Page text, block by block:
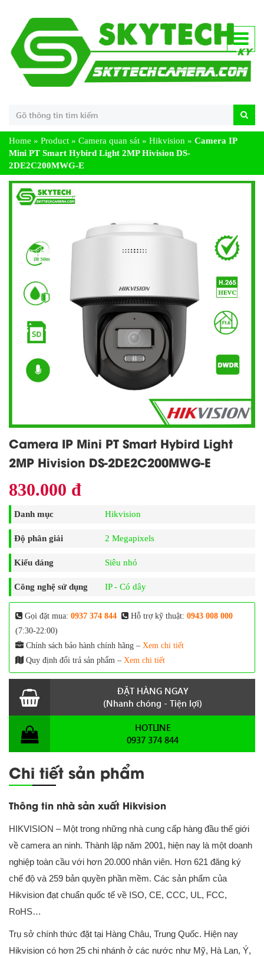
Home » Product » Camera quan sát » Hikvision » Camera IP
Mini PT Smart Hybird Light 2MP Hivision DS-
2DE2C200MWG-E
Camera IP Mini PT Smart Hybird Light
2MP Hivision DS-2DE2C200MWG-E
830.000 đ
Danh mục Hikvision
Độ phân giải 2 Megapixels
Kiểu dáng Siêu nhỏ
Công nghệ sử dụng IP - Có dây
Gọi đặt mua: 0937 374 844 Hỗ trợ kỹ thuật: 0943 008 000
(7:30-22:00)
Chính sách bảo hành chính hãng – Xem chi tiết
Quy định đổi trả sản phẩm – Xem chi tiết
ĐẶT HÀNG NGAY
(Nhanh chóng - Tiện lợi)
HOTLINE
0937 374 844
Chi tiết sản phẩm
Thông tin nhà sản xuất Hikvision
HIKVISION – Một trong những nhà cung cấp hàng đầu thế giới
về camera an ninh. Thành lập năm 2001, hiện nay là một doanh
nghiệp toàn cầu với hơn 20.000 nhân viên. Hơn 621 đăng ký
chế độ và 259 bản quyền phần mềm. Các sản phẩm của
Hikvision đạt chuẩn quốc tế về ISO, CE, CCC, UL, FCC,
RoHS…
Trụ sở chính thức đặt tại Hàng Châu, Trung Quốc. Hiện nay
Hikvision có hơn 25 chi nhánh ở các nước như Mỹ, Hà Lan, Ý,